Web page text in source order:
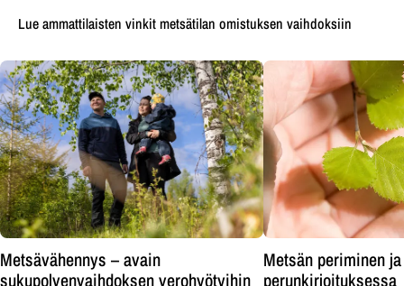
Lue ammattilaisten vinkit metsätilan omistuksen vaihdoksiin
Metsävähennys – avain
sukupolvenvaihdoksen verohyötyihin
Metsän periminen
perunkirjoituksessa